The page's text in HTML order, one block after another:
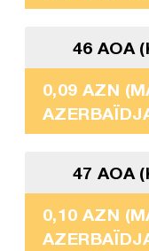
46 AOA
0,09 AZN
47 AOA
0,10 AZN